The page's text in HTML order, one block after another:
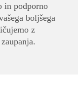
in podporno
boljšega
z